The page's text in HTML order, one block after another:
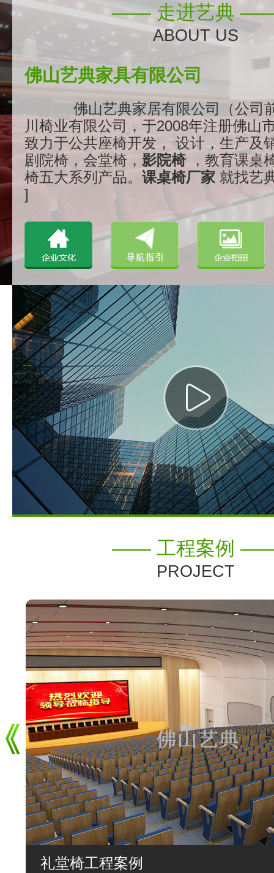
—— 走进艺典
ABOUT US
佛山艺典家具有限公司
佛山艺典家居有限公司（公司
川椅业有限公司，于2008年注册佛山
致力于公共座椅开发， 设计，生产及
剧院椅，会堂椅， 影院椅，教育课桌
椅五大系列产品。 课桌椅厂家 就找艺
]
—— 工程案例
PROJECT
礼堂椅工程案例